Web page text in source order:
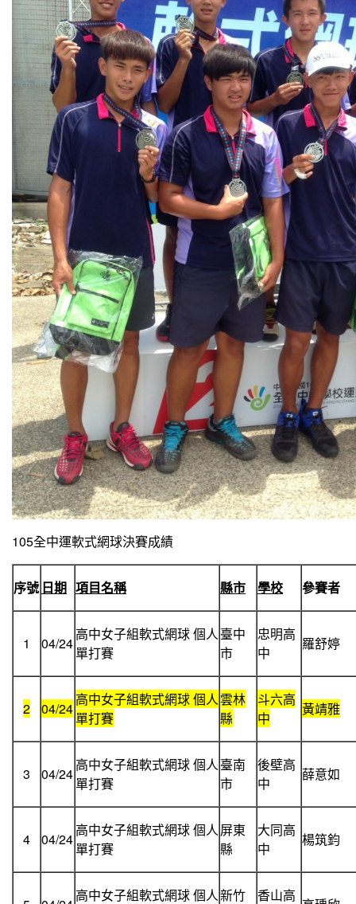
105全中運軟式網球決賽成績
序號 日期 項目名稱 縣市 學校 參賽者
1 04/24
高中女子組軟式網球 個人
單打賽
臺中
市
忠明高
中
羅舒婷
2 04/24
高中女子組軟式網球 個人
單打賽
雲林
縣
斗六高
中
黃靖雅
3 04/24
高中女子組軟式網球 個人
單打賽
臺南
市
後壁高
中
薛意如
4 04/24
高中女子組軟式網球 個人
單打賽
屏東
縣
大同高
中
楊筑鈞
高中女子組軟式網球 個人新竹 香山高